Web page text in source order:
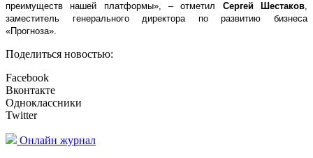
преимуществ нашей платформы», – отметил Сергей Шестаков,
заместитель генерального директора по развитию бизнеса
«Прогноза».
Поделиться новостью:
Facebook
Вконтакте
Одноклассники
Twitter
Онлайн журнал